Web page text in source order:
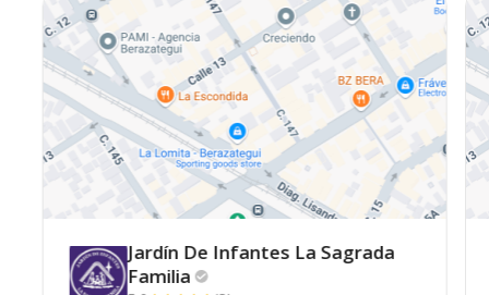
Jardín De Infantes La Sagrada
Familia